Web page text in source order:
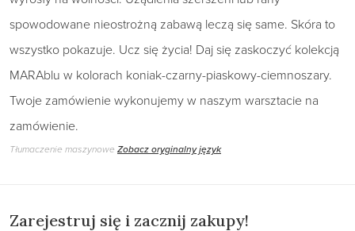
spowodowane nieostrożną zabawą leczą się same. Skóra to
wszystko pokazuje. Ucz się życia! Daj się zaskoczyć kolekcją
MARAblu w kolorach koniak-czarny-piaskowy-ciemnoszary.
Twoje zamówienie wykonujemy w naszym warsztacie na
zamówienie.
Tłumaczenie maszynowe Zobacz oryginalny język
Zarejestruj się i zacznij zakupy!